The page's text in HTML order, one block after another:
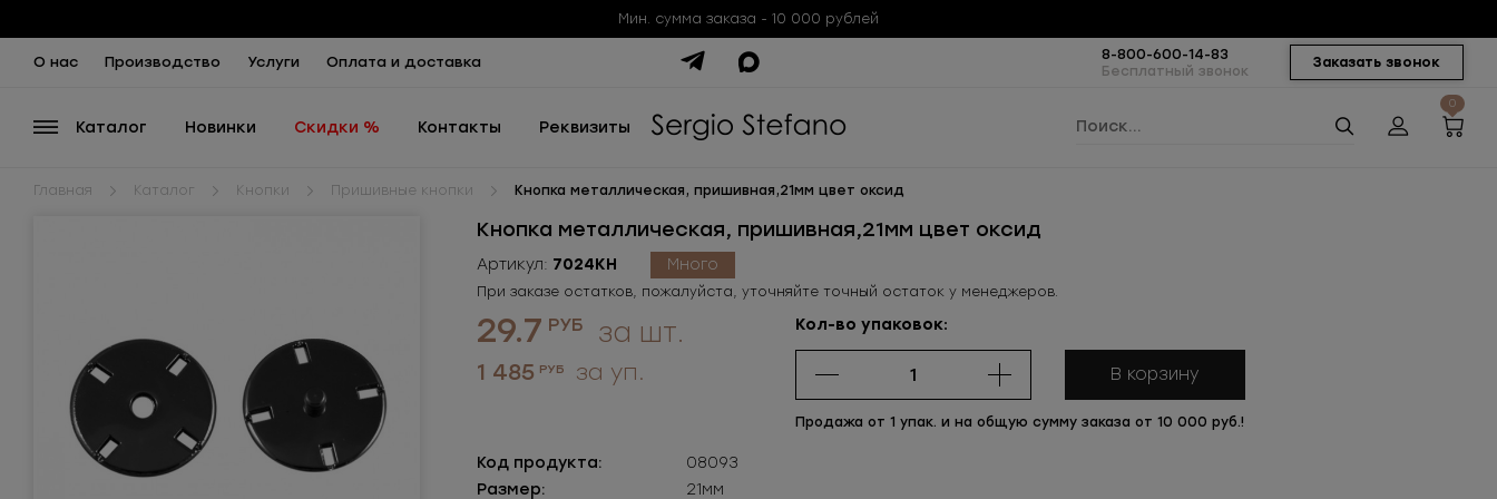
Мин. сумма заказа - 10 000 рублей
О нас Производство Услуги Оплата и доставка Заказать звонок
8-800-600-14-83
Бесплатный звонок
Каталог Новинки Скидки % Контакты Реквизиты
0
Главная Каталог Кнопки Пришивные кнопки Кнопка металлическая, пришивная,21мм цвет оксид
Кнопка металлическая, пришивная,21мм цвет оксид
Артикул: 7024КН Много
При заказе остатков, пожалуйста, уточняйте точный остаток у менеджеров.
29.7 РУБ за шт.
1 485 РУБ за уп.
Кол-во упаковок:
В корзину
Продажа от 1 упак. и на общую сумму заказа от 10 000 руб.!
Код продукта:
08093
Размер:
21мм